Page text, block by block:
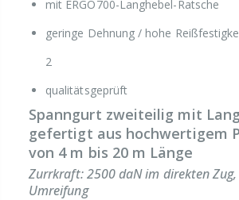
mit ERGO700-Langhebel-Ratsche
geringe Dehnung / hohe
2
qualitätsgeprüft
Spanngurt zweiteilig mit
gefertigt aus hochwertigem
von 4 m bis 20 m Länge
Zurrkraft: 2500 daN im direkten
Umreifung